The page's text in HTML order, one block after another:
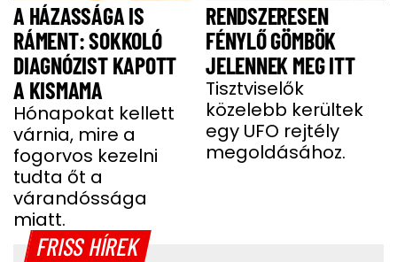
A HÁZASSÁGA IS
RÁMENT: SOKKOLÓ
DIAGNÓZIST KAPOTT
A KISMAMA
Hónapokat kellett
várnia, mire a
fogorvos kezelni
tudta őt a
várandóssága
miatt.
RENDSZERESEN
FÉNYLŐ GÖMBÖK
JELENNEK MEG ITT
Tisztviselők
közelebb kerültek
egy UFO rejtély
megoldásához.
FRISS HÍREK